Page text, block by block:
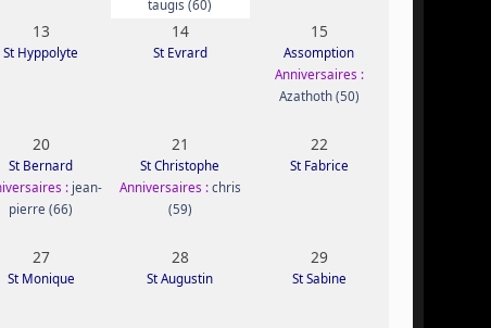
taugis (60)
13
St Hyppolyte
14
St Evrard
15
Assomption
Anniversaires :
Azathoth (50)
20
St Bernard
: jean-
pierre (66)
21
St Christophe
Anniversaires : chris
(59)
22
St Fabrice
27
St Monique
28
St Augustin
29
St Sabine